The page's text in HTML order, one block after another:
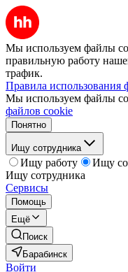
Мы используем файлы
правильную работу
трафик.
Правила использования
Мы используем файлы
файлов cookie
Понятно
Ищу сотрудника
Ищу работу
Ищу
Ищу сотрудника
Сервисы
Помощь
Ещё
Поиск
Барабинск
Войти